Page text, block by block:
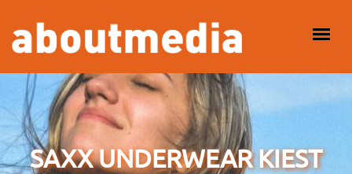
HOOFDMENU
SAXX UNDERWEAR KIEST